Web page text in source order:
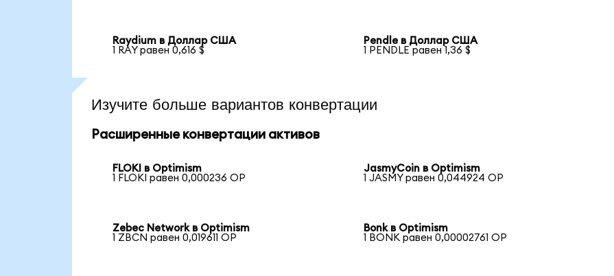
Raydium в Доллар США
1 RAY равен 0,616 $
Pendle в Доллар США
1 PENDLE равен 1,36 $
Изучите больше вариантов конвертации
Расширенные конвертации активов
FLOKI в Optimism
1 FLOKI равен 0,000236 OP
JasmyCoin в Optimism
1 JASMY равен 0,044924 OP
Zebec Network в Optimism
1 ZBCN равен 0,019611 OP
Bonk в Optimism
1 BONK равен 0,00002761 OP